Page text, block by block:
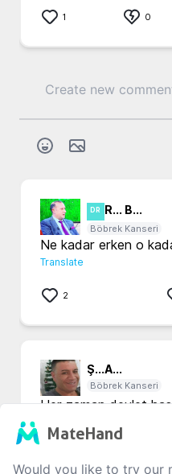
1 0
DR R... B...
Böbrek Kanseri
Ne kadar erken o
Translate
2
Ş...A...
Böbrek Kanseri
Her zaman devlet
MateHand
Would you like to try our